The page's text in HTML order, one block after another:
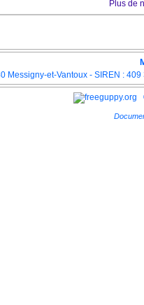
Plus de
Messigny-et-Vantoux - SIREN :